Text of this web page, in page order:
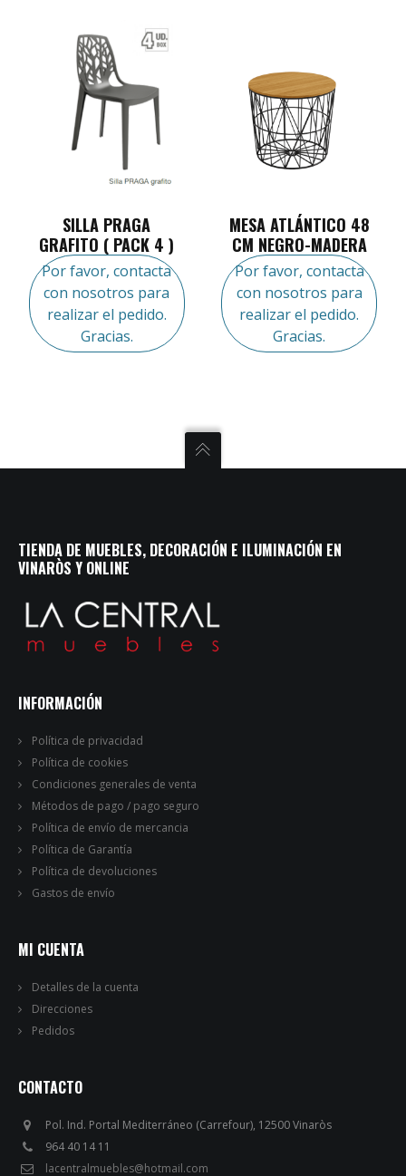
SILLA PRAGA
GRAFITO ( PACK 4 )
Por favor, contacta
con nosotros para
realizar el pedido.
Gracias.
MESA ATLÁNTICO 48
CM NEGRO-MADERA
Por favor, contacta
con nosotros para
realizar el pedido.
Gracias.
TIENDA DE MUEBLES, DECORACIÓN E ILUMINACIÓN EN
VINARÒS Y ONLINE
INFORMACIÓN
Política de privacidad
Política de cookies
Condiciones generales de venta
Métodos de pago / pago seguro
Política de envío de mercancia
Política de Garantía
Política de devoluciones
Gastos de envío
MI CUENTA
Detalles de la cuenta
Direcciones
Pedidos
CONTACTO
Pol. Ind. Portal Mediterráneo (Carrefour), 12500 Vinaròs
964 40 14 11
lacentralmuebles@hotmail.com